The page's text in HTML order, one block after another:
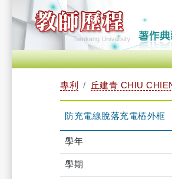
專利 丘建青 CHIU
防充電線脫落充電樁外框
學年
學期